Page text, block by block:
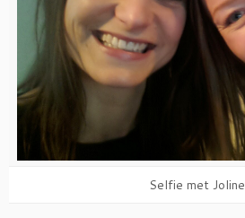
Selfie met Joline